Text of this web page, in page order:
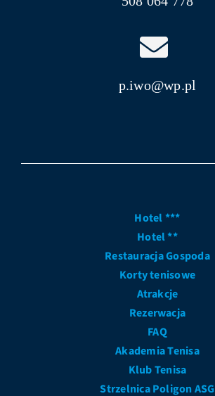
p.iwo@wp.pl
Hotel ***
Hotel **
Restauracja Gospoda
Korty tenisowe
Atrakcje
Rezerwacja
FAQ
Akademia Tenisa
Klub Tenisa
Strzelnica Poligon ASG